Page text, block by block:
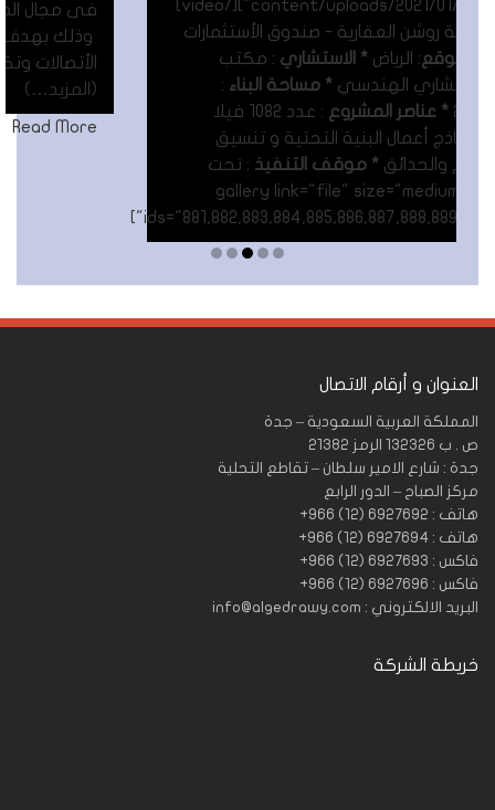
فى مجال المقاولات فقد تم انشاء قطاع الأتصالات
وذلك بهدف تعزيز نشاطات الشركه فى قطاع
الأتصالات وتكنولوجيا المعلومات داخل المملكه .
(المزيد…)
Read More
العنوان و أرقام الاتصال
المملكة العربية السعودية – جدة
ص . ب 132326 الرمز 21382
جدة : شارع الامير سلطان – تقاطع التحلية
مركز الصباح – الدور الرابع
هاتف : 6927692 (12) 966+
هاتف : 6927694 (12) 966+
فاكس : 6927693 (12) 966+
فاكس : 6927696 (12) 966+
البريد الالكتروني : info@algedrawy.com
خريطة الشركة